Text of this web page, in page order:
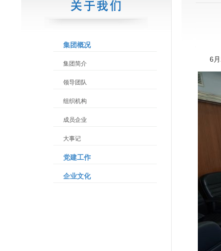
集团概况
集团简介
领导团队
组织机构
成员企业
大事记
党建工作
企业文化
6